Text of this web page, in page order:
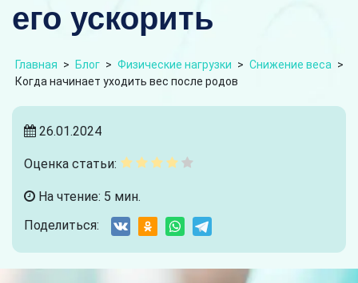
его ускорить
Главная > Блог > Физические нагрузки > Снижение веса >
Когда начинает уходить вес после родов
26.01.2024
Оценка статьи:
На чтение: 5 мин.
Поделиться: